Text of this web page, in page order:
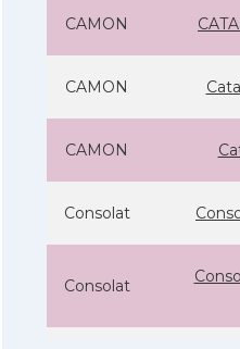
CAMON
CAMON
CAMON
Consolat
Consolat